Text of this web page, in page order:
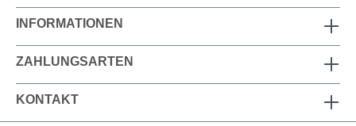
INFORMATIONEN
ZAHLUNGSARTEN
KONTAKT